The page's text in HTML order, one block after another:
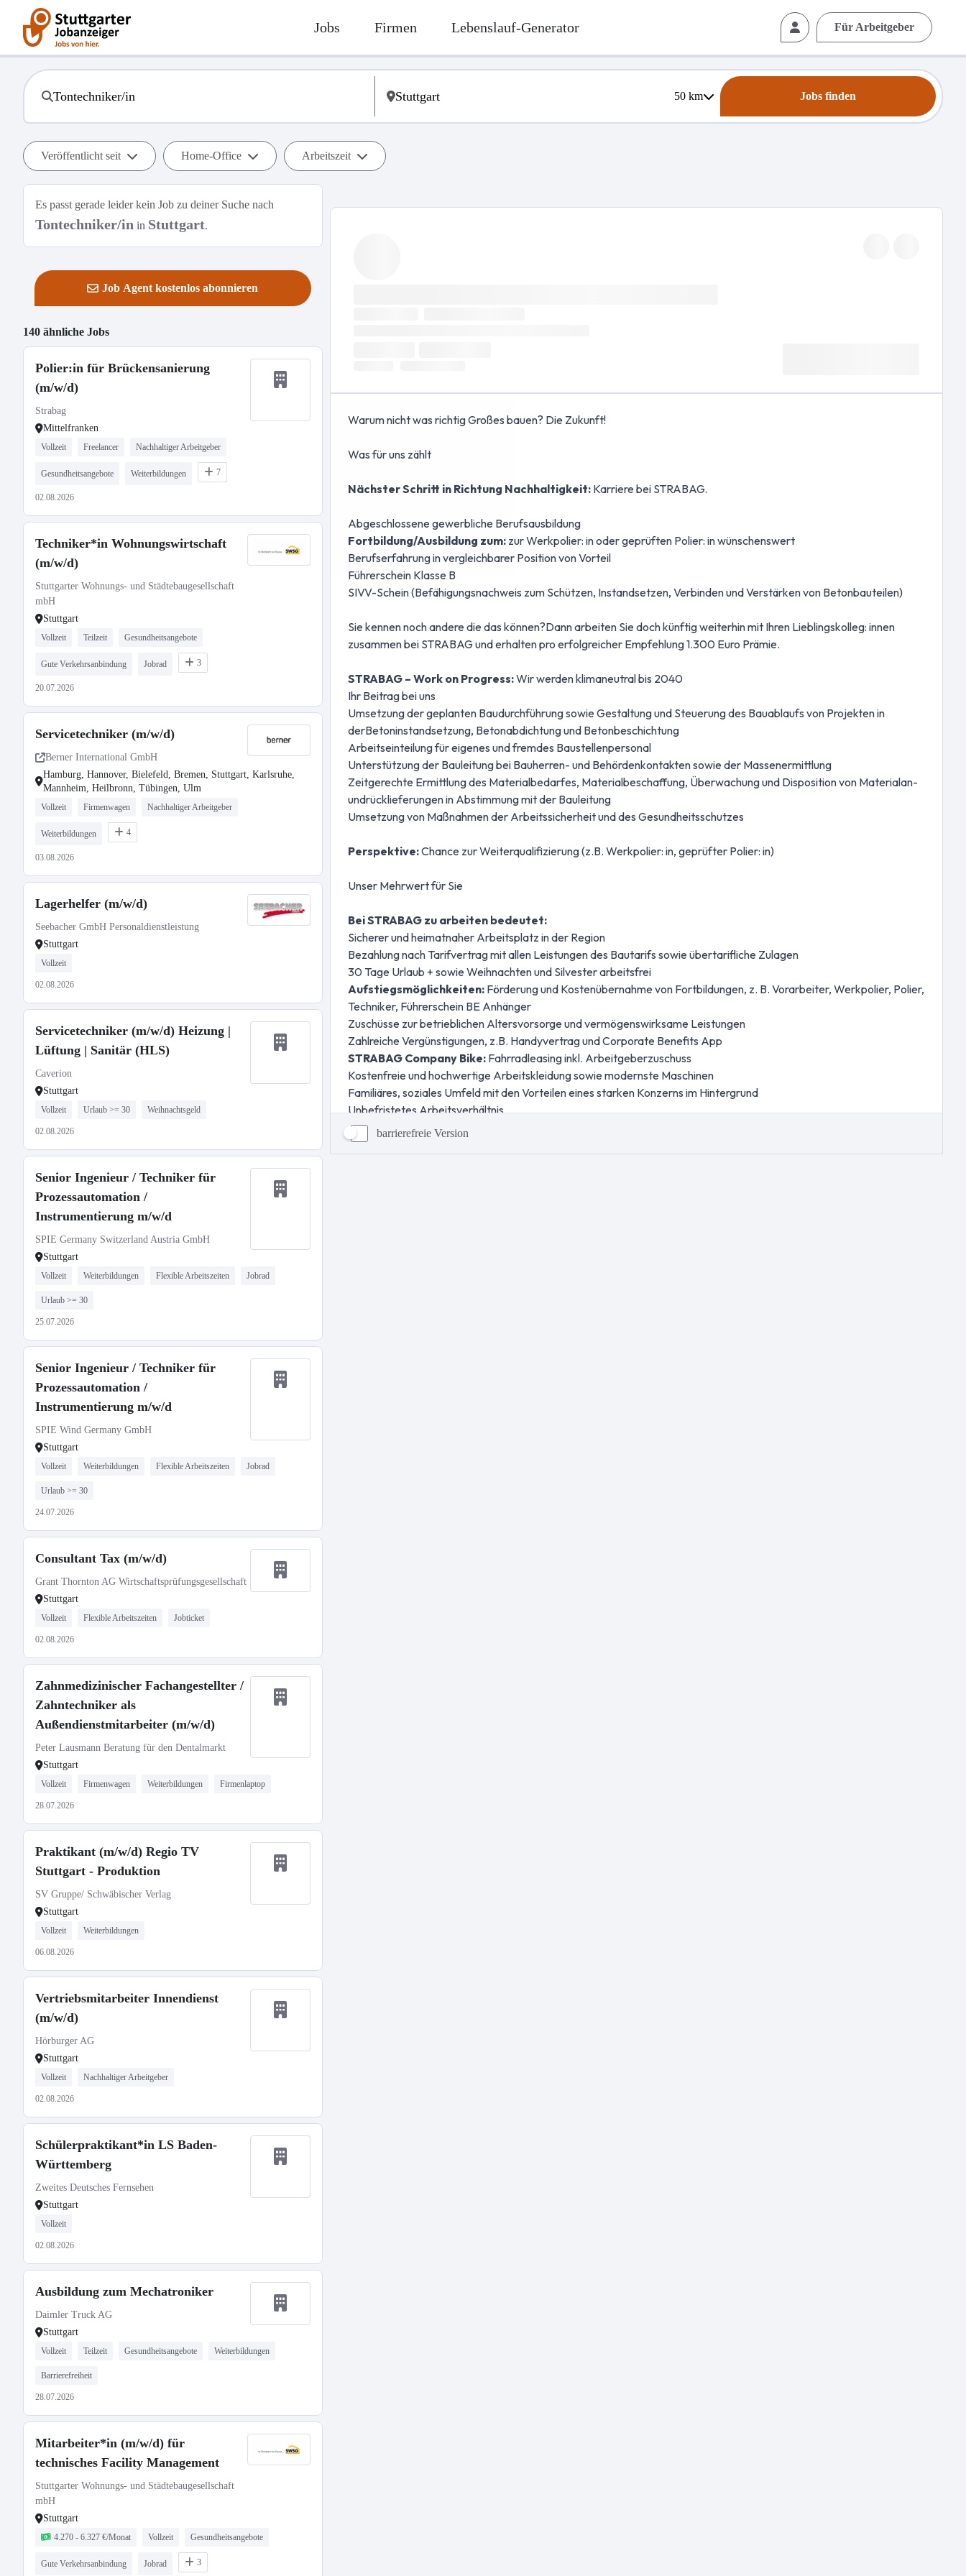
Jobs Firmen Lebenslauf-Generator Für Arbeitgeber
50km Jobs finden
Veröffentlicht seit Home-Office Arbeitszeit
Es passt gerade leider kein Job zu deiner Suche nach
Tontechniker/in in Stuttgart.
Job Agent kostenlos abonnieren
140 ähnliche Jobs
Polier:in für Brückensanierung
(m/w/d)
Strabag
Mittelfranken
Vollzeit Freelancer Nachhaltiger Arbeitgeber
Gesundheitsangebote Weiterbildungen 7
02.08.2026
Techniker*in Wohnungswirtschaft
(m/w/d)
Stuttgarter Wohnungs- und Städtebaugesellschaft
mbH
Stuttgart
Vollzeit Teilzeit Gesundheitsangebote
Gute Verkehrsanbindung Jobrad 3
20.07.2026
Servicetechniker (m/w/d)
Berner International GmbH
Hamburg, Hannover, Bielefeld, Bremen, Stuttgart, Karlsruhe,
Mannheim, Heilbronn, Tübingen, Ulm
Vollzeit Firmenwagen Nachhaltiger Arbeitgeber
Weiterbildungen 4
03.08.2026
Lagerhelfer (m/w/d)
Seebacher GmbH Personaldienstleistung
Stuttgart
Vollzeit
02.08.2026
Servicetechniker (m/w/d) Heizung |
Lüftung | Sanitär (HLS)
Caverion
Stuttgart
Vollzeit Urlaub >= 30 Weihnachtsgeld
02.08.2026
Senior Ingenieur / Techniker für
Prozessautomation /
Instrumentierung m/w/d
SPIE Germany Switzerland Austria GmbH
Stuttgart
Vollzeit Weiterbildungen Flexible Arbeitszeiten Jobrad
Urlaub >= 30
25.07.2026
Senior Ingenieur / Techniker für
Prozessautomation /
Instrumentierung m/w/d
SPIE Wind Germany GmbH
Stuttgart
Vollzeit Weiterbildungen Flexible Arbeitszeiten Jobrad
Urlaub >= 30
24.07.2026
Consultant Tax (m/w/d)
Grant Thornton AG Wirtschaftsprüfungsgesellschaft
Stuttgart
Vollzeit Flexible Arbeitszeiten Jobticket
02.08.2026
Zahnmedizinischer Fachangestellter /
Zahntechniker als
Außendienstmitarbeiter (m/w/d)
Peter Lausmann Beratung für den Dentalmarkt
Stuttgart
Vollzeit Firmenwagen Weiterbildungen Firmenlaptop
28.07.2026
Praktikant (m/w/d) Regio TV
Stuttgart - Produktion
SV Gruppe/ Schwäbischer Verlag
Stuttgart
Vollzeit Weiterbildungen
06.08.2026
Vertriebsmitarbeiter Innendienst
(m/w/d)
Hörburger AG
Stuttgart
Vollzeit Nachhaltiger Arbeitgeber
02.08.2026
Schülerpraktikant*in LS Baden-
Württemberg
Zweites Deutsches Fernsehen
Stuttgart
Vollzeit
02.08.2026
Ausbildung zum Mechatroniker
Daimler Truck AG
Stuttgart
Vollzeit Teilzeit Gesundheitsangebote Weiterbildungen
Barrierefreiheit
28.07.2026
Mitarbeiter*in (m/w/d) für
technisches Facility Management
Stuttgarter Wohnungs- und Städtebaugesellschaft
mbH
Stuttgart
4.270 - 6.327 €/Monat Vollzeit Gesundheitsangebote
Gute Verkehrsanbindung Jobrad 3
barrierefreie Version